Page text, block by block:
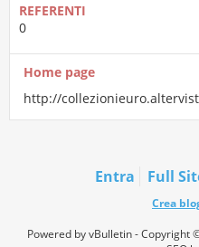
REFERENTI
0
Home page
http://
Entra Full
Crea
Powered by vBulletin - Copyright